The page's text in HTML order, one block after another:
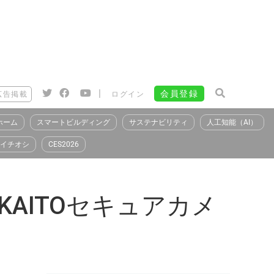
告掲載 | ログイン 会員登録
ーム スマートビルディング サステナビリティ 人工知能（AI）
イチオシ CES2026
セキュアカメ